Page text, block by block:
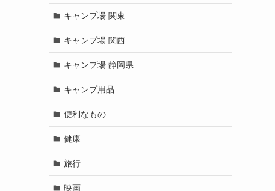
キャンプ場 関東
キャンプ場 関西
キャンプ場 静岡県
キャンプ用品
便利なもの
健康
旅行
映画